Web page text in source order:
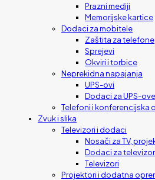
Prazni mediji
Memorijske kartice
Dodaci za mobitele
Zaštita za telefone
Sprejevi
Okviri i torbice
Neprekidna napajanja
UPS-ovi
Dodaci za UPS-ove
Telefoni i konferencijska
Zvuk i slika
Televizori i dodaci
Nosači za TV,
Dodaci za
Televizori
Projektori i dodatna